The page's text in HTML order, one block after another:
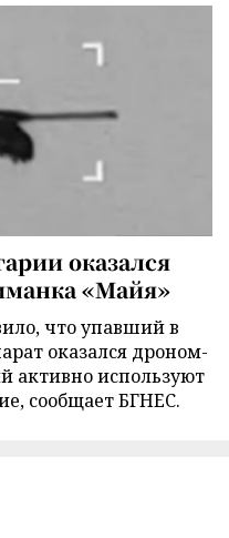
оказался
«Майя»
что упавший в
оказался дроном-
активно используют
сообщает БГНЕС.